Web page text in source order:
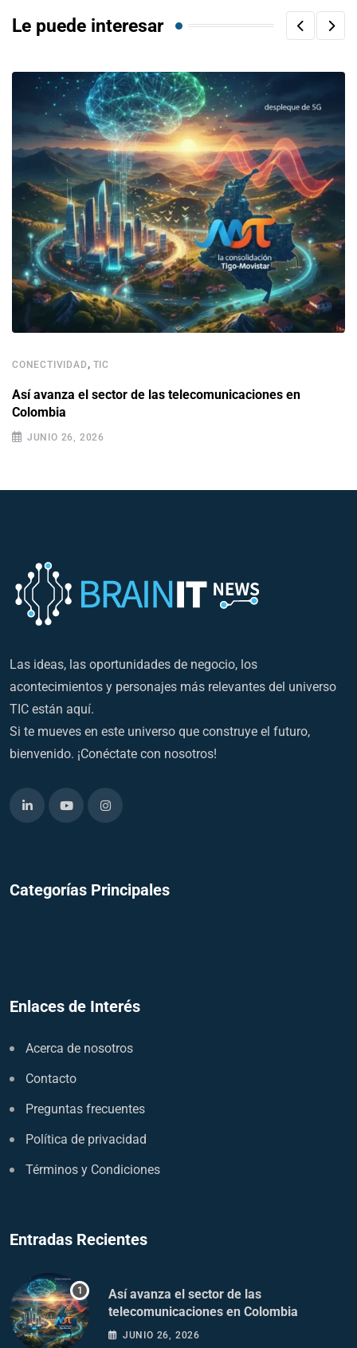
Le puede interesar
CONECTIVIDAD , TIC
Así avanza el sector de las telecomunicaciones en
Colombia
JUNIO 26, 2026
Las ideas, las oportunidades de negocio, los
acontecimientos y personajes más relevantes del universo
TIC están aquí.
Si te mueves en este universo que construye el futuro,
bienvenido. ¡Conéctate con nosotros!
Categorías Principales
Enlaces de Interés
Acerca de nosotros
Contacto
Preguntas frecuentes
Política de privacidad
Términos y Condiciones
Entradas Recientes
Así avanza el sector de las
telecomunicaciones en Colombia
JUNIO 26, 2026